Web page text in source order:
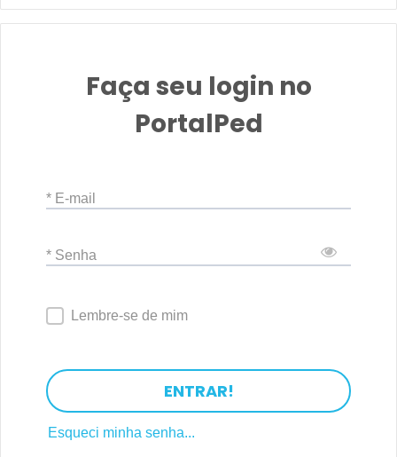
Faça seu login no
PortalPed
* E-mail
* Senha
Lembre-se de mim
ENTRAR!
Esqueci minha senha...